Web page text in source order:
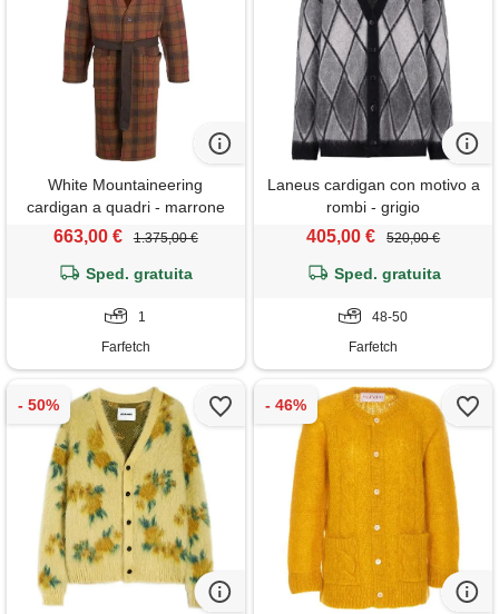
White Mountaineering
cardigan a quadri - marrone
663,00 € 1.375,00 €
Sped. gratuita
1
Farfetch
Laneus cardigan con motivo a
rombi - grigio
405,00 € 520,00 €
Sped. gratuita
48-50
Farfetch